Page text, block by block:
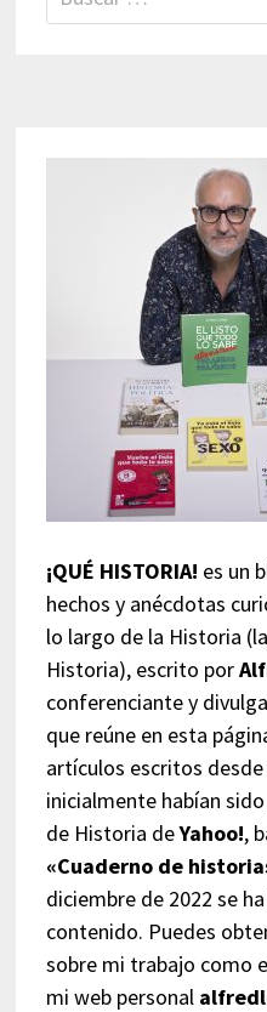
¡QUÉ HISTORIA! es un
hechos y anécdotas
lo largo de la Historia
Historia), escrito por
conferenciante y
que reúne en esta
artículos escritos
inicialmente habían
de Historia deYahoo!,
«Cuaderno de
diciembre de 2022 se
contenido. Puedes
sobre mi trabajo como
mi web personal